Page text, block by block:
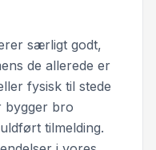
særligt godt,
de allerede er
fysisk til stede
bygger bro
tilmelding.